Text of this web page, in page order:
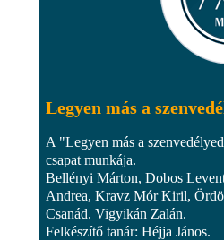
Legyen más a
A "Legyen más a
csapat munkája.
Bellényi Márton, Dobos
Andrea, Kravz Mór Kiril,
Csanád. Vigyikán Zalán.
Felkészítő tanár: Héjja János.